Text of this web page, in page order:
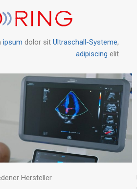
ipsum dolor sit Ultraschall-Systeme,
adipiscing elit
Hersteller